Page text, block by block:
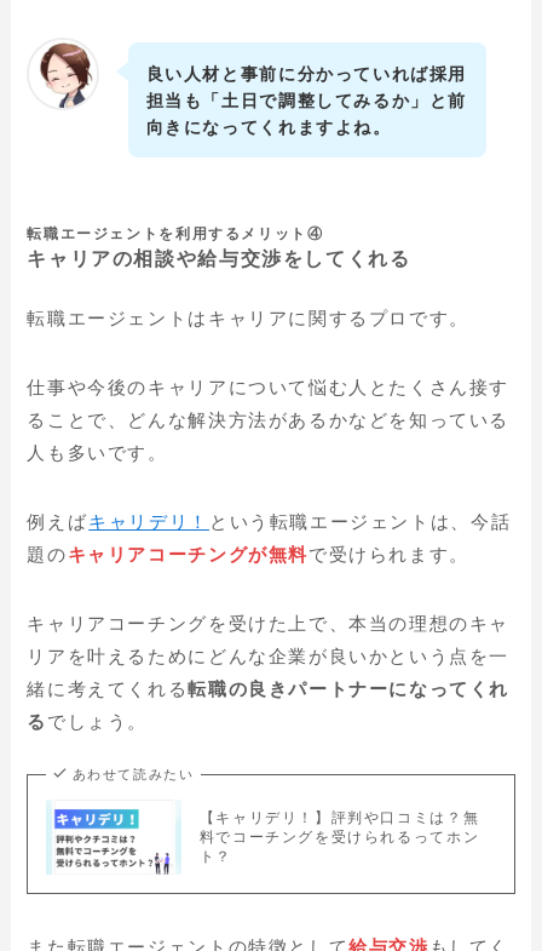
良い人材と事前に分かっていれば採用
担当も「土日で調整してみるか」と前
向きになってくれますよね。
転職エージェントを利用するメリット④
キャリアの相談や給与交渉をしてくれる
転職エージェントはキャリアに関するプロです。
仕事や今後のキャリアについて悩む人とたくさん接す
ることで、どんな解決方法があるかなどを知っている
人も多いです。
例えばキャリデリ！ という転職エージェントは、今話
題のキャリアコーチングが無料で受けられます。
キャリアコーチングを受けた上で、本当の理想のキャ
リアを叶えるためにどんな企業が良いかという点を一
緒に考えてくれる転職の良きパートナーになってくれ
る でしょう。
あわせて読みたい
【キャリデリ！】評判や口コミは？無
料でコーチングを受けられるってホン
ト？